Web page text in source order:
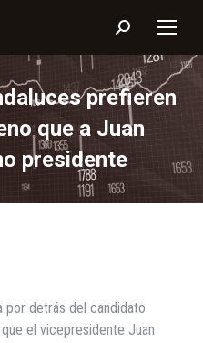
Buscar:
prefieren
que a Juan
presidente
por detrás del candidato
el vicepresidente Juan